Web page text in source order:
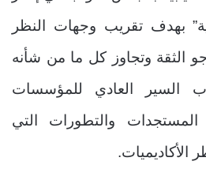
بهدف تقريب وجهات النظر
الثقة وتجاوز كل ما من شأنه
السير العادي للمؤسسات
المستجدات والتطورات التي
الأكاديميات.